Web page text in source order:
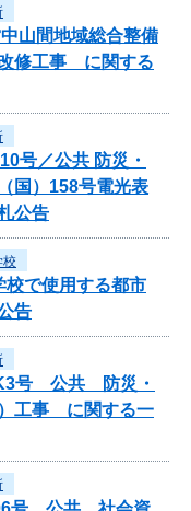
山間地域総合整備
修工事 に関する
号／公共 防災・
国）158号電光表
公告
校
校で使用する都市
告
K3号 公共 防災・
工事 に関する一